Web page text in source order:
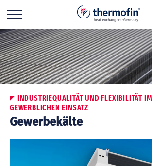
INDUSTRIEQUALITÄT UND FLEXIBILITÄT IM
GEWERBLICHEN EINSATZ
Gewerbekälte